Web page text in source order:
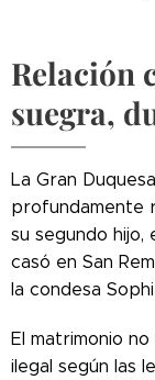
Relación
suegra,
La Gran
profundamente
su segundo hijo,
casó en San
la condesa
El matrimonio
ilegal según las